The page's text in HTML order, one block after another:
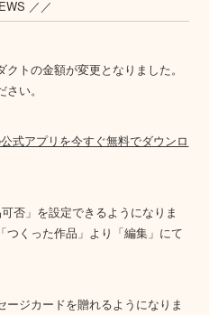
／／
トの金額が変更となりました。
い。
式アプリを今すぐ無料でダウンロ
否」を設定できるようになりま
つくった作品」より「編集」にて
ジカードを贈れるようになりま